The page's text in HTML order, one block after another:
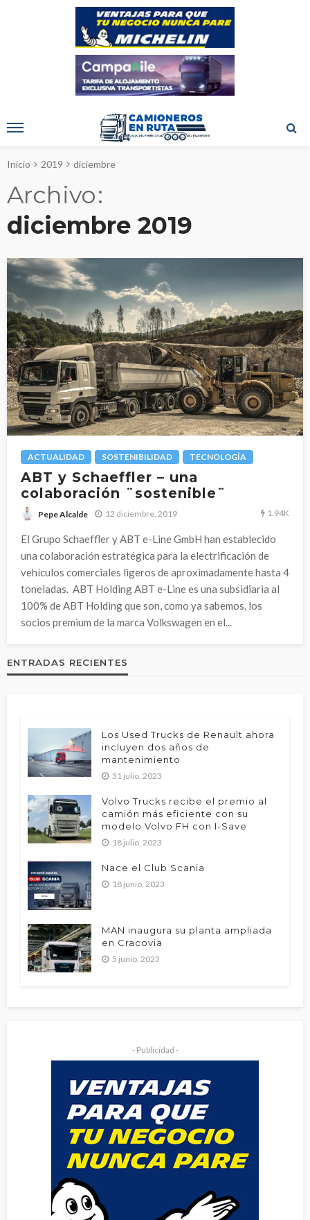
Inicio 2019 diciembre
Archivo
diciembre 2019
ACTUALIDAD SOSTENIBILIDAD TECNOLOGÍA
ABT y Schaeffler – una
colaboración ¨sostenible¨
Pepe Alcalde 12 diciembre, 2019 1.94K
El Grupo Schaeffler y ABT e-Line GmbH han establecido
una colaboración estratégica para la electrificación de
vehículos comerciales ligeros de aproximadamente hasta 4
toneladas. ABT Holding ABT e-Line es una subsidiaria al
100% de ABT Holding que son, como ya sabemos, los
socios premium de la marca Volkswagen en el...
ENTRADAS RECIENTES
Los Used Trucks de Renault ahora
incluyen dos años de
mantenimiento
31 julio, 2023
Volvo Trucks recibe el premio al
camión más eficiente con su
modelo Volvo FH con I-Save
18 julio, 2023
Nace el Club Scania
18 junio, 2023
MAN inaugura su planta ampliada
en Cracovia
5 junio, 2023
- Publicidad -